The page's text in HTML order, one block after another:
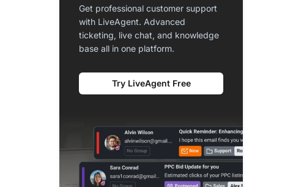
Get professional customer support
with LiveAgent. Advanced
ticketing, live chat, and knowledge
base all in one platform.
Try LiveAgent Free